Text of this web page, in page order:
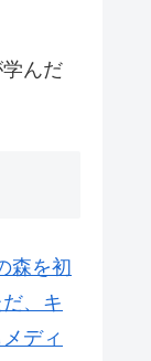
学んだ
森を初
、キ
ディ